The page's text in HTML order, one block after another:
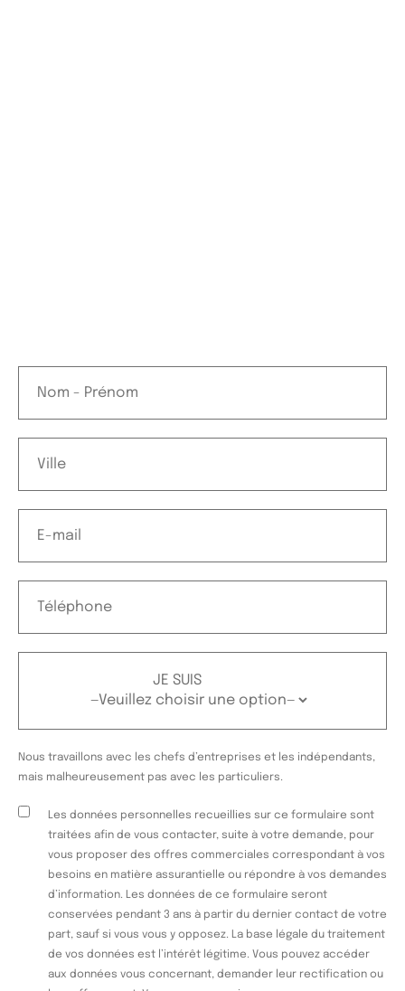
JE SUIS
Nous travaillons avec les chefs d’entreprises et les indépendants,
mais malheureusement pas avec les particuliers.
Les données personnelles recueillies sur ce formulaire sont
traitées afin de vous contacter, suite à votre demande, pour
vous proposer des offres commerciales correspondant à vos
besoins en matière assurantielle ou répondre à vos demandes
d’information. Les données de ce formulaire seront
conservées pendant 3 ans à partir du dernier contact de votre
part, sauf si vous vous y opposez. La base légale du traitement
de vos données est l’intérêt légitime. Vous pouvez accéder
aux données vous concernant, demander leur rectification ou